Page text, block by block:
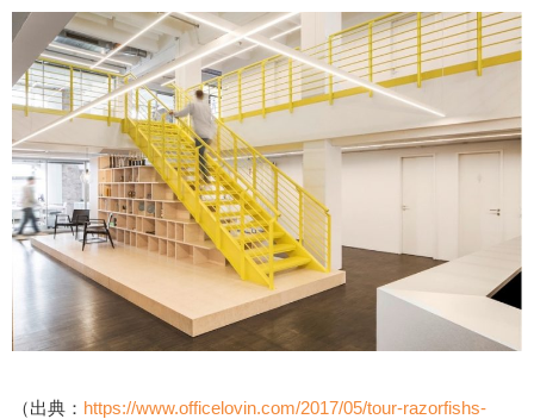
（出典： https://www.officelovin.com/2017/05/tour-razorfishs-